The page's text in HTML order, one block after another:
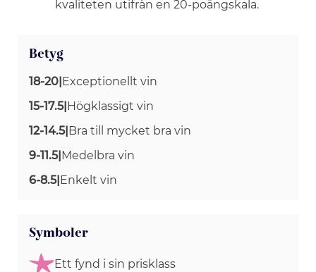
kvaliteten utifrån en 20-poängskala.
Betyg
18-20|Exceptionellt vin
15-17.5|Högklassigt vin
12-14.5|Bra till mycket bra vin
9-11.5|Medelbra vin
6-8.5|Enkelt vin
Symboler
Ett fynd i sin prisklass